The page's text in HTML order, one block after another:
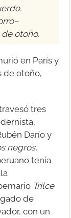
de otoño.
en París y
de otoño,
tres
Darío y
negros,
tenía
Trilce
de
con un